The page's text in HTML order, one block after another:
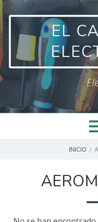
Salta
al
contenido
EL
ENLACES
AYUDA
INICIO